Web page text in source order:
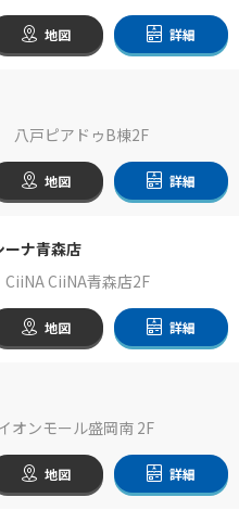
地図 詳細
八戸ピアドゥB棟2F
地図 詳細
ナ青森店
CiiNA青森店2F
地図 詳細
ンモール盛岡南 2F
地図 詳細